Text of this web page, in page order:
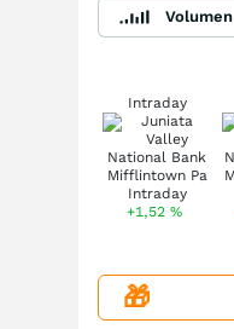
Volumen
Intraday
+1,52%
🎁